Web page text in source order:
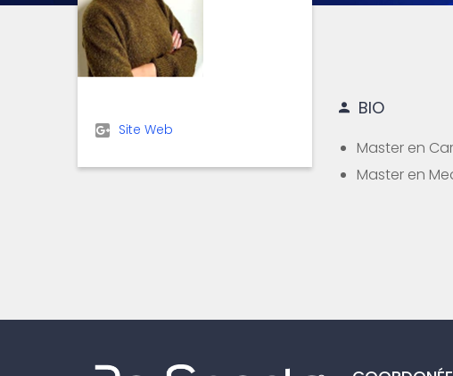
Site Web
BIO
Master en
Master en